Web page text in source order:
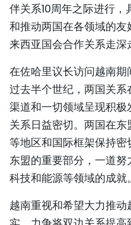
伴关系10周年之际进行
和推动两国在各领域的
来西亚国会合作关系走深
在佐哈里议长访问越南期
过去半个世纪，两国关
渠道和一切领域呈现积
关系日益密切。两国在
等地区和国际框架保持
东盟的重要部分，一道
科技和能源等领域的成就。
越南重视和希望大力推